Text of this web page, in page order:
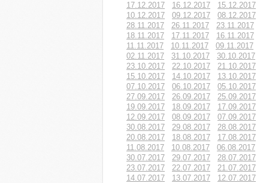
17.12.2017
16.12.2017 15.12.2017
10.12.2017
09.12.2017 08.12.2017
28.11.2017
26.11.2017 23.11.2017
18.11.2017
17.11.2017 16.11.2017
11.11.2017
10.11.2017 09.11.2017
02.11.2017
31.10.2017 30.10.2017
23.10.2017
22.10.2017 21.10.2017
15.10.2017
14.10.2017 13.10.2017
07.10.2017
06.10.2017 05.10.2017
27.09.2017
26.09.2017 25.09.2017
19.09.2017
18.09.2017 17.09.2017
12.09.2017
08.09.2017 07.09.2017
30.08.2017
29.08.2017 28.08.2017
20.08.2017
18.08.2017 17.08.2017
11.08.2017
10.08.2017 06.08.2017
30.07.2017
29.07.2017 28.07.2017
23.07.2017
22.07.2017 21.07.2017
14.07.2017
13.07.2017 12.07.2017